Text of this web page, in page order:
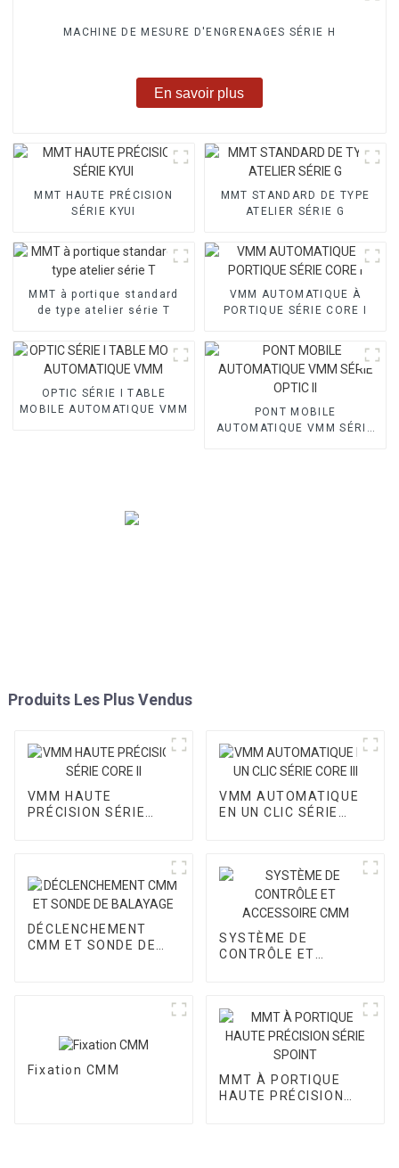
MACHINE DE MESURE D'ENGRENAGES SÉRIE H
En savoir plus
MMT HAUTE PRÉCISION
SÉRIE KYUI
MMT STANDARD DE TYPE
ATELIER SÉRIE G
MMT à portique standard
de type atelier série T
VMM AUTOMATIQUE À
PORTIQUE SÉRIE CORE I
OPTIC SÉRIE I TABLE
MOBILE AUTOMATIQUE VMM
PONT MOBILE
AUTOMATIQUE VMM SÉRIE
Produits Les Plus Vendus
VMM HAUTE
PRÉCISION SÉRIE
VMM AUTOMATIQUE
EN UN CLIC SÉRIE
DÉCLENCHEMENT
CMM ET SONDE DE
SYSTÈME DE
CONTRÔLE ET
Fixation CMM
MMT À PORTIQUE
HAUTE PRÉCISION